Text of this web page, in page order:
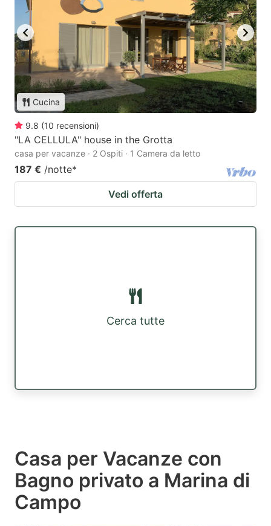
Cucina
9.8 (10 recensioni)
"LA CELLULA" house in the Grotta
casa per vacanze · 2 Ospiti · 1 Camera da letto
187 € /notte*
Vedi offerta
Cerca tutte
Casa per Vacanze con
Bagno privato a Marina di
Campo